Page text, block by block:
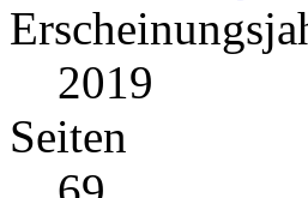
2019
Seiten